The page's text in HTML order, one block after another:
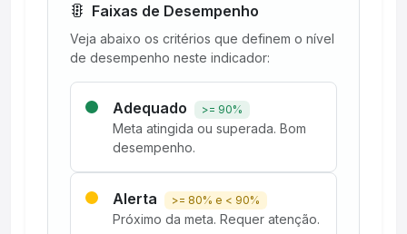
Faixas de Desempenho
Veja abaixo os critérios que definem o nível
de desempenho neste indicador:
Adequado >= 90%
Meta atingida ou superada. Bom
desempenho.
Alerta >= 80% e < 90%
Próximo da meta. Requer atenção.